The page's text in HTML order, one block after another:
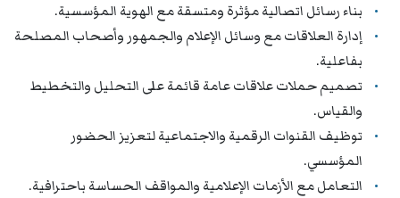
بناء رسائل اتصالية مؤثرة ومتسقة مع الهوية المؤسسية.
إدارة العلاقات مع وسائل الإعلام والجمهور وأصحاب المصلحة
بفاعلية.
تصميم حملات علاقات عامة قائمة على التحليل والتخطيط
والقياس.
توظيف القنوات الرقمية والاجتماعية لتعزيز الحضور
المؤسسي.
التعامل مع الأزمات الإعلامية والمواقف الحساسة باحترافية.